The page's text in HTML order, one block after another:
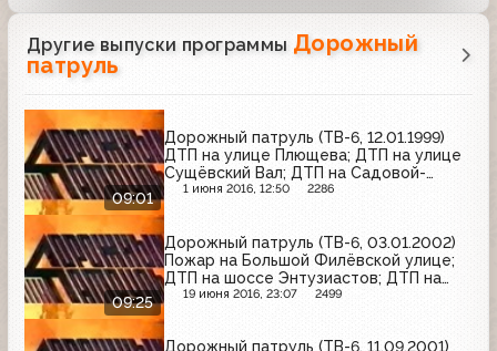
Другие выпуски программы Дорожный
патруль
09:01
Дорожный патруль (ТВ-6, 12.01.1999)
ДТП на улице Плющева; ДТП на улице
Сущёвский Вал; ДТП на Садовой-
Кудринской улице
1 июня 2016, 12:50 2286
09:25
Дорожный патруль (ТВ-6, 03.01.2002)
Пожар на Большой Филёвской улице;
ДТП на шоссе Энтузиастов; ДТП на
проспекте Мира
19 июня 2016, 23:07 2499
Дорожный патруль (ТВ-6, 11.09.2001)